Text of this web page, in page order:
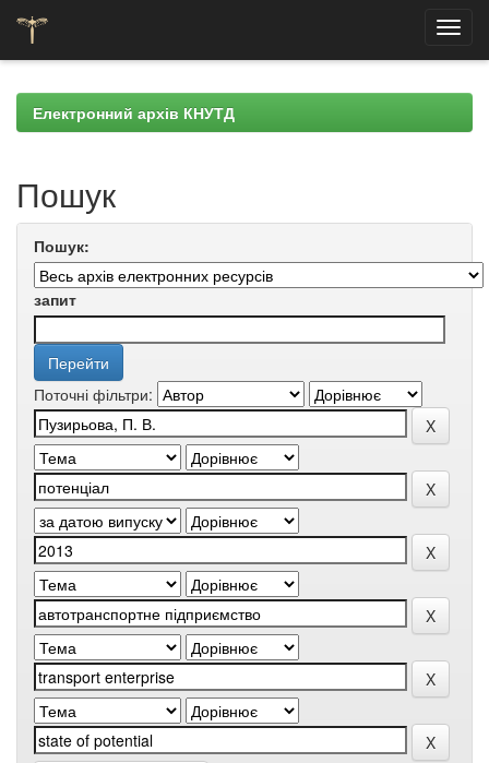
navigationЕлектронний архів КНУТД
Пошук
Пошук:
запит
Поточні фільтри: